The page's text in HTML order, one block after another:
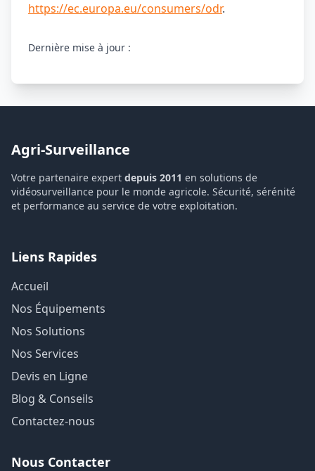
https://ec.europa.eu/consumers/odr.
Dernière mise à jour :
Agri-Surveillance
Votre partenaire expert depuis 2011 en solutions de
vidéosurveillance pour le monde agricole. Sécurité, sérénité
et performance au service de votre exploitation.
Liens Rapides
Accueil
Nos Équipements
Nos Solutions
Nos Services
Devis en Ligne
Blog & Conseils
Contactez-nous
Nous Contacter